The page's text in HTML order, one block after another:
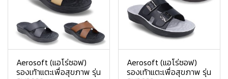
Aerosoft (แอโร่ซอฟ)
รองเท้าแตะเพื่อสุขภาพ รุ่น
Aerosoft (แอโร่ซอฟ)
รองเท้าแตะเพื่อสุขภาพ รุ่น